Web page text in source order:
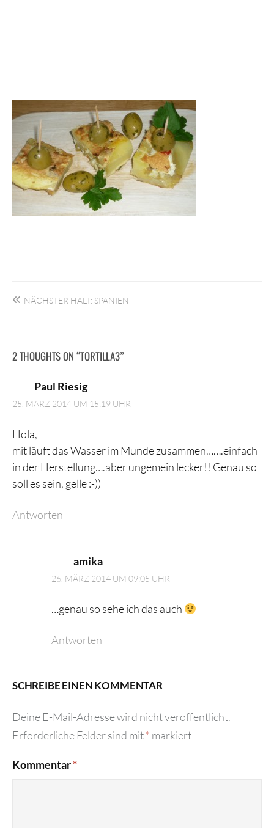
Beitragsnavigation
NÄCHSTER HALT: SPANIEN
2 THOUGHTS ON “TORTILLA3”
Paul Riesig
25. MÄRZ 2014 UM 15:19 UHR
Hola,
mit läuft das Wasser im Munde zusammen…….einfach
in der Herstellung….aber ungemein lecker!! Genau so
soll es sein, gelle :-))
Antworten
amika
26. MÄRZ 2014 UM 09:05 UHR
…genau so sehe ich das auch
Antworten
SCHREIBE EINEN KOMMENTAR
Deine E-Mail-Adresse wird nicht veröffentlicht.
Erforderliche Felder sind mit* markiert
Kommentar*